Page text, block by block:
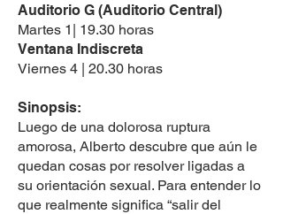
Auditorio G (Auditorio Central)
Martes 1| 19.30 horas
Ventana Indiscreta
Viernes 4 | 20.30 horas
Sinopsis:
Luego de una dolorosa ruptura
amorosa, Alberto descubre que aún le
quedan cosas por resolver ligadas a
su orientación sexual. Para entender lo
que realmente significa “salir del